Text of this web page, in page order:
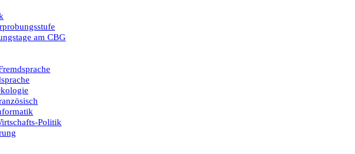
am CBG
Politik